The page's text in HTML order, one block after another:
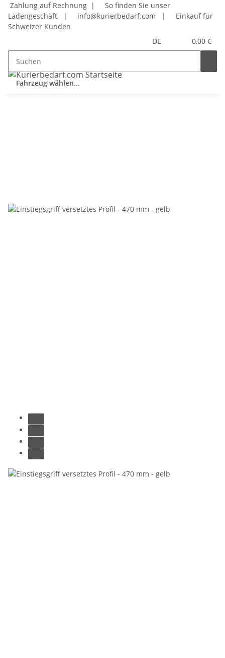
Zahlung auf Rechnung |
So finden Sie unser
Ladengeschäft
| info@kurierbedarf.com |
Einkauf für
Schweizer Kunden
DE
0,00 €
Fahrzeug wählen...